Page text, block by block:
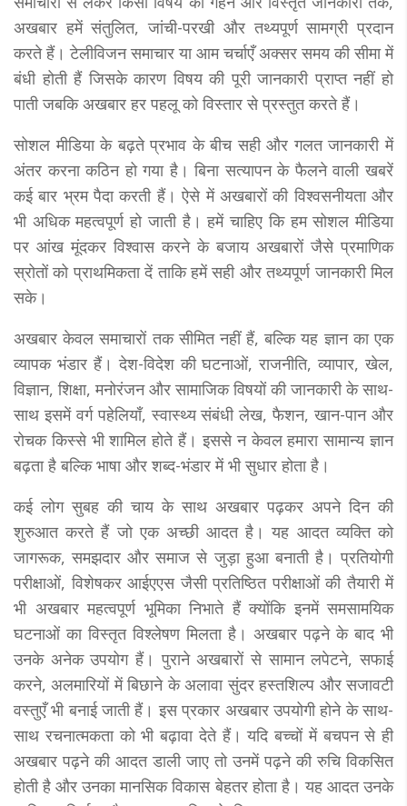
अखबार हमें संतुलित, जांची-परखी और तथ्यपूर्ण सामग्री प्रदान
करते हैं। टेलीविजन समाचार या आम चर्चाएँ अक्सर समय की सीमा में
बंधी होती हैं जिसके कारण विषय की पूरी जानकारी प्राप्त नहीं हो
पाती जबकि अखबार हर पहलू को विस्तार से प्रस्तुत करते हैं।
सोशल मीडिया के बढ़ते प्रभाव के बीच सही और गलत जानकारी में
अंतर करना कठिन हो गया है। बिना सत्यापन के फैलने वाली खबरें
कई बार भ्रम पैदा करती हैं। ऐसे में अखबारों की विश्वसनीयता और
भी अधिक महत्वपूर्ण हो जाती है। हमें चाहिए कि हम सोशल मीडिया
पर आंख मूंदकर विश्वास करने के बजाय अखबारों जैसे प्रमाणिक
स्रोतों को प्राथमिकता दें ताकि हमें सही और तथ्यपूर्ण जानकारी मिल
सके।
अखबार केवल समाचारों तक सीमित नहीं हैं, बल्कि यह ज्ञान का एक
व्यापक भंडार हैं। देश-विदेश की घटनाओं, राजनीति, व्यापार, खेल,
विज्ञान, शिक्षा, मनोरंजन और सामाजिक विषयों की जानकारी के साथ-
साथ इसमें वर्ग पहेलियाँ, स्वास्थ्य संबंधी लेख, फैशन, खान-पान और
रोचक किस्से भी शामिल होते हैं। इससे न केवल हमारा सामान्य ज्ञान
बढ़ता है बल्कि भाषा और शब्द-भंडार में भी सुधार होता है।
कई लोग सुबह की चाय के साथ अखबार पढ़कर अपने दिन की
शुरुआत करते हैं जो एक अच्छी आदत है। यह आदत व्यक्ति को
जागरूक, समझदार और समाज से जुड़ा हुआ बनाती है। प्रतियोगी
परीक्षाओं, विशेषकर आईएएस जैसी प्रतिष्ठित परीक्षाओं की तैयारी में
भी अखबार महत्वपूर्ण भूमिका निभाते हैं क्योंकि इनमें समसामयिक
घटनाओं का विस्तृत विश्लेषण मिलता है। अखबार पढ़ने के बाद भी
उनके अनेक उपयोग हैं। पुराने अखबारों से सामान लपेटने, सफाई
करने, अलमारियों में बिछाने के अलावा सुंदर हस्तशिल्प और सजावटी
वस्तुएँ भी बनाई जाती हैं। इस प्रकार अखबार उपयोगी होने के साथ-
साथ रचनात्मकता को भी बढ़ावा देते हैं। यदि बच्चों में बचपन से ही
अखबार पढ़ने की आदत डाली जाए तो उनमें पढ़ने की रुचि विकसित
होती है और उनका मानसिक विकास बेहतर होता है। यह आदत उनके